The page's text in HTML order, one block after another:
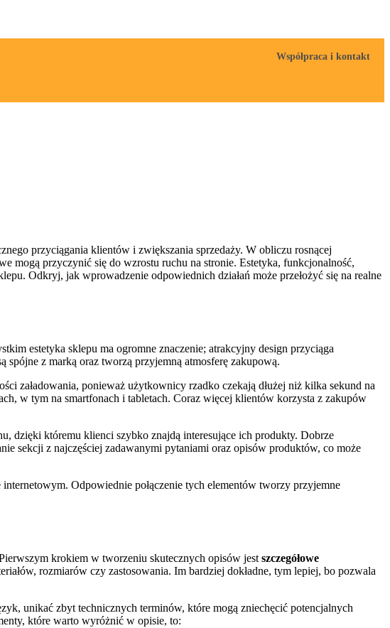
Współpraca i kontakt
przyciągania klientów i zwiększania sprzedaży. W obliczu rosnącej
mogą przyczynić się do wzrostu ruchu na stronie. Estetyka, funkcjonalność,
Odkryj, jak wprowadzenie odpowiednich działań może przełożyć się na realne
estetyka sklepu ma ogromne znaczenie; atrakcyjny design przyciąga
z marką oraz tworzą przyjemną atmosferę zakupową.
załadowania, ponieważ użytkownicy rzadko czekają dłużej niż kilka sekund na
w tym na smartfonach i tabletach. Coraz więcej klientów korzysta z zakupów
dzięki któremu klienci szybko znajdą interesujące ich produkty. Dobrze
sekcji z najczęściej zadawanymi pytaniami oraz opisów produktów, co może
Odpowiednie połączenie tych elementów tworzy przyjemne
krokiem w tworzeniu skutecznych opisów jest szczegółowe
rozmiarów czy zastosowania. Im bardziej dokładne, tym lepiej, bo pozwala
unikać zbyt technicznych terminów, które mogą zniechęcić potencjalnych
które warto wyróżnić w opisie, to: